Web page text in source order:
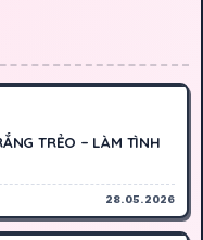
TRẺO – LÀM TÌNH
28.05.2026